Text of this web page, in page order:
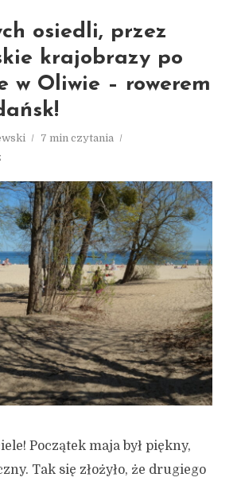
osiedli, przez
krajobrazy po
w Oliwie – rowerem
7 min czytania
Początek maja był piękny,
Tak się złożyło, że drugiego